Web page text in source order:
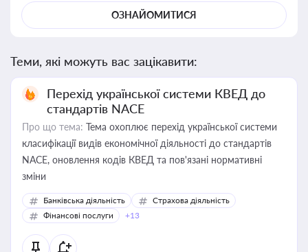
ОЗНАЙОМИТИСЯ
Теми, які можуть вас зацікавити:
Перехід української системи КВЕД до
стандартів NACE
Про що тема: Тема охоплює перехід української системи
класифікації видів економічної діяльності до стандартів
NACE, оновлення кодів КВЕД та пов'язані нормативні
зміни
Банківська діяльність
Страхова діяльність
Фінансові послуги
+13